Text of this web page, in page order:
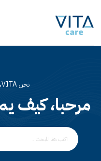
نحن VITA، شريكك المفضل
مرحبا، كيف